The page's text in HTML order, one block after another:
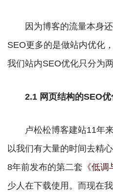
因为博客的流量本身
SEO更多的是做站内优化
我们站内SEO优化只分为两
2.1 网页结构的SEO优
卢松松博客建站11年
以我们有大量的时间去精
8年前发布的第二套 《低调
少人在下载使用。而现在